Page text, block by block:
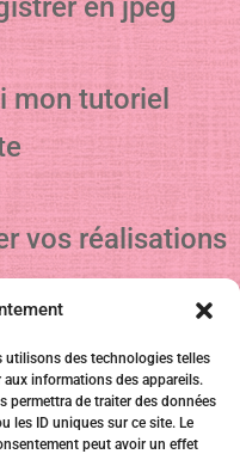
utilisons des technologies telles
informations des appareils.
permettra de traiter des données
les ID uniques sur ce site. Le
peut avoir un effet
en jpeg
mon tutoriel
vos réalisations